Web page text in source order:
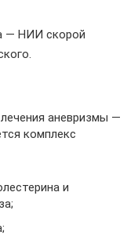
— НИИ скорой
аневризмы —
комплекс
и